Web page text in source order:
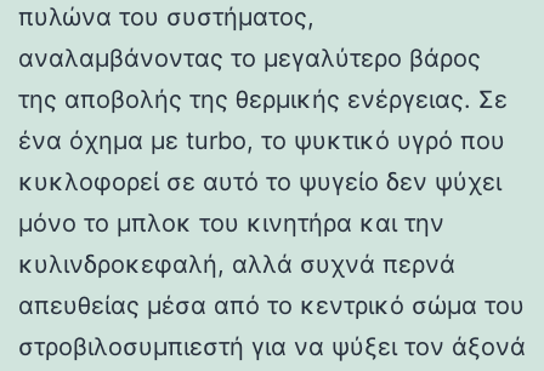
πυλώνα του συστήματος,
αναλαμβάνοντας το μεγαλύτερο βάρος
της αποβολής της θερμικής ενέργειας. Σε
ένα όχημα με turbo, το ψυκτικό υγρό που
κυκλοφορεί σε αυτό το ψυγείο δεν ψύχει
μόνο το μπλοκ του κινητήρα και την
κυλινδροκεφαλή, αλλά συχνά περνά
απευθείας μέσα από το κεντρικό σώμα του
στροβιλοσυμπιεστή για να ψύξει τον άξονά